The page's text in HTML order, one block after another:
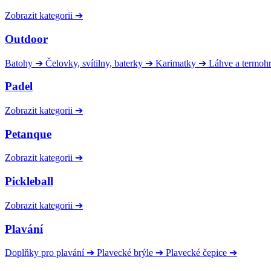
Zobrazit kategorii ➔
Outdoor
Batohy ➔ Čelovky, svítilny, baterky ➔ Karimatky ➔ Láhve a
Padel
Zobrazit kategorii ➔
Petanque
Zobrazit kategorii ➔
Pickleball
Zobrazit kategorii ➔
Plavání
Doplňky pro plavání ➔ Plavecké brýle ➔ Plavecké čepice ➔